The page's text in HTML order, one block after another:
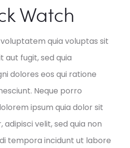
Watch
quia voluptas sit
aut fugit, sed quia
dolores eos qui ratione
Neque porro
ipsum quia dolor sit
velit, sed quia non
tempora incidunt ut labore